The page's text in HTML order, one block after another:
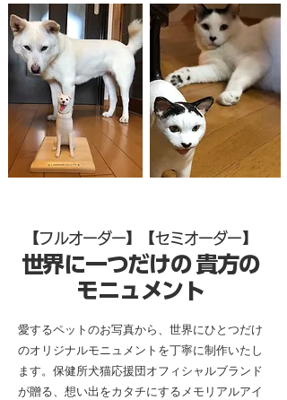
【フルオーダー】【セミオーダー】
世界に一つだけの 貴方の
モニュメント
愛するペットのお写真から、世界にひとつだけ
のオリジナルモニュメントを丁寧に制作いたし
ます。保健所犬猫応援団オフィシャルブランド
が贈る、想い出をカタチにするメモリアルアイ